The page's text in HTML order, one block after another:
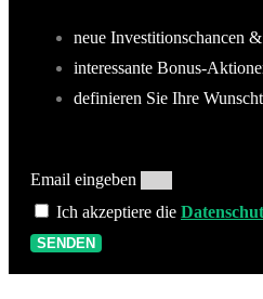
neue Investitionschancen
interessante Bonus-
definieren Sie Ihre
Email eingeben
Ich akzeptiere die
SENDEN